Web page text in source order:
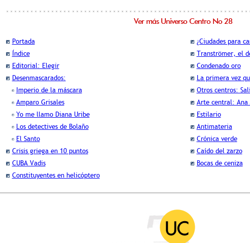
Ver más Universo Centro No 28
Portada
Índice
Editorial: Elegir
Desenmascarados:
Imperio de la máscara
Amparo Grisales
Yo me llamo Diana Uribe
Los detectives de Bolaño
El Santo
Crisis griega en 10 puntos
CUBA Vadis
Constituyentes en helicóptero
¿Ciudades para
Tranströmer, el
Condenado oro
La primera vez
Otros centros:
Arte central: Ana
Estilario
Antimateria
Crónica verde
Caído del zarzo
Bocas de ceniza